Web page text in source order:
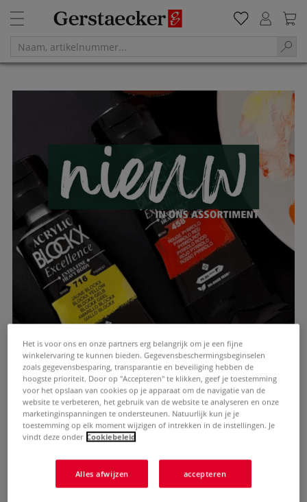
Het is voor ons en onze partners erg belangrijk om je een fijne
winkelervaring te kunnen bieden. Gegevensbeschermingsbeginselen
zoals gegevensbesparing, transparantie en beveiliging hebben de
hoogste prioriteit. Door op "Accepteren" te klikken, geef je toestemming
voor het opslaan van cookies op je apparaat om de navigatie van de
website te verbeteren, het gebruik van de website te analyseren en onze
marketinginspanningen te ondersteunen. Natuurlijk kun je je
toestemming op elk moment wijzigen of intrekken in de instellingen. Je
vindt deze onder Cookiebeleid
Alles afwijzen accepteren